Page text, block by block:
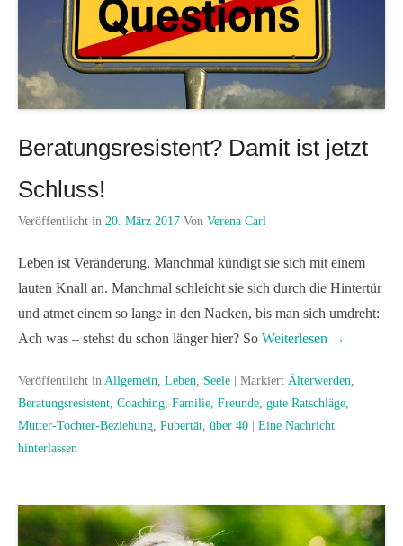
Beratungsresistent? Damit ist jetzt
Schluss!
Veröffentlicht in 20. März 2017 Von Verena Carl
Leben ist Veränderung. Manchmal kündigt sie sich mit einem
lauten Knall an. Manchmal schleicht sie sich durch die Hintertür
und atmet einem so lange in den Nacken, bis man sich umdreht:
Ach was – stehst du schon länger hier? So Weiterlesen →
Veröffentlicht in Allgemein, Leben, Seele Markiert Älterwerden,
Beratungsresistent, Coaching, Familie, Freunde, gute Ratschläge,
Mutter-Tochter-Beziehung, Pubertät, über 40
Eine Nachricht
hinterlassen